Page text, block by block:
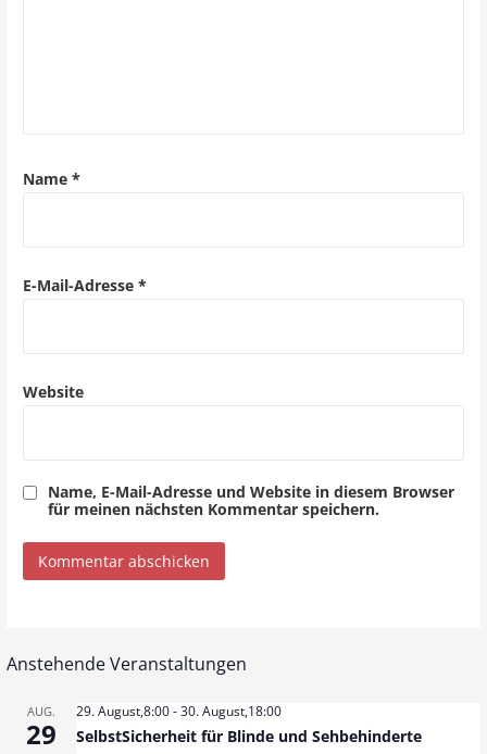
a
o
Name *
E-Mail-Adresse *
Website
Name, E-Mail-Adresse und Website in diesem Browser
für meinen nächsten Kommentar speichern.
Anstehende Veranstaltungen
AUG.
29
29. August,8:00-30. August,18:00
SelbstSicherheit für Blinde und Sehbehinderte